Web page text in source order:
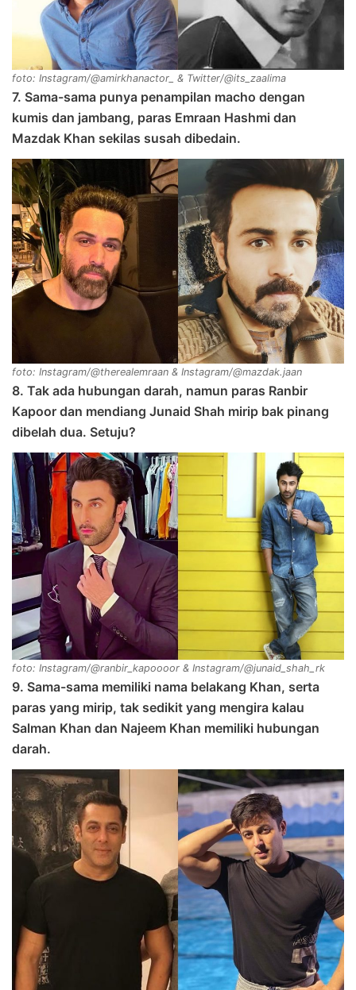
foto: Instagram/@amirkhanactor_ & Twitter/@its_zaalima
7. Sama-sama punya penampilan macho dengan
kumis dan jambang, paras Emraan Hashmi dan
Mazdak Khan sekilas susah dibedain.
foto: Instagram/@therealemraan & Instagram/@mazdak.jaan
8. Tak ada hubungan darah, namun paras Ranbir
Kapoor dan mendiang Junaid Shah mirip bak pinang
dibelah dua. Setuju?
foto: Instagram/@ranbir_kapoooor & Instagram/@junaid_shah_rk
9. Sama-sama memiliki nama belakang Khan, serta
paras yang mirip, tak sedikit yang mengira kalau
Salman Khan dan Najeem Khan memiliki hubungan
darah.